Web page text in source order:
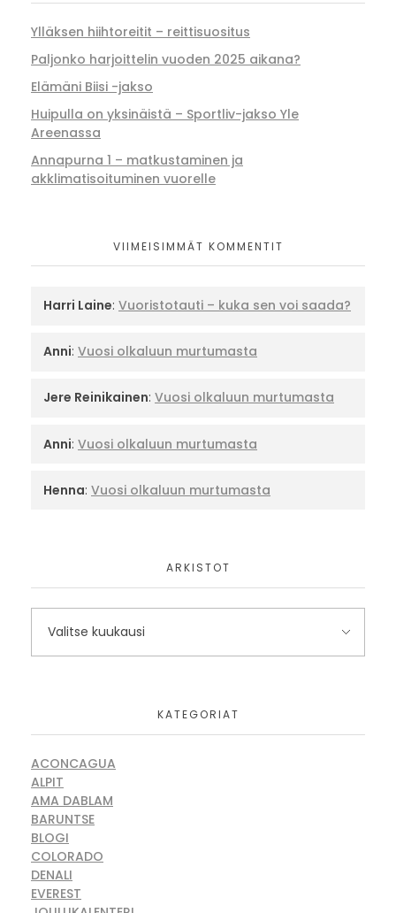
Ylläksen hiihtoreitit – reittisuositus
Paljonko harjoittelin vuoden 2025 aikana?
Elämäni Biisi -jakso
Huipulla on yksinäistä – Sportliv-jakso Yle
Areenassa
Annapurna 1 – matkustaminen ja
akklimatisoituminen vuorelle
VIIMEISIMMÄT KOMMENTIT
Harri Laine: Vuoristotauti – kuka sen voi saada?
Anni: Vuosi olkaluun murtumasta
Jere Reinikainen: Vuosi olkaluun murtumasta
Anni: Vuosi olkaluun murtumasta
Henna: Vuosi olkaluun murtumasta
ARKISTOT
KATEGORIAT
ACONCAGUA
ALPIT
AMA DABLAM
BARUNTSE
BLOGI
COLORADO
DENALI
EVEREST